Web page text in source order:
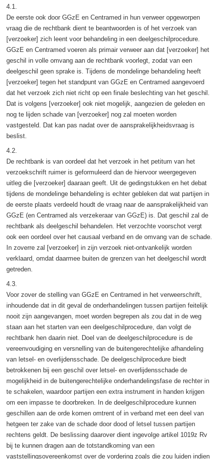
4.1.
De eerste ook door GGzE en Centramed in hun verweer opgeworpen
vraag die de rechtbank dient te beantwoorden is of het verzoek van
[verzoeker] zich leent voor behandeling in een deelgeschilprocedure.
GGzE en Centramed voeren als primair verweer aan dat [verzoeker] het
geschil in volle omvang aan de rechtbank voorlegt, zodat van een
deelgeschil geen sprake is. Tijdens de mondelinge behandeling heeft
[verzoeker] tegen het standpunt van GGzE en Centramed aangevoerd
dat het verzoek zich niet richt op een finale beslechting van het geschil.
Dat is volgens [verzoeker] ook niet mogelijk, aangezien de geleden en
nog te lijden schade van [verzoeker] nog zal moeten worden
vastgesteld. Dat kan pas nadat over de aansprakelijkheidsvraag is
beslist.
4.2.
De rechtbank is van oordeel dat het verzoek in het petitum van het
verzoekschrift ruimer is geformuleerd dan de hiervoor weergegeven
uitleg die [verzoeker] daaraan geeft. Uit de gedingstukken en het debat
tijdens de mondelinge behandeling is echter gebleken dat wat partijen in
de eerste plaats verdeeld houdt de vraag naar de aansprakelijkheid van
GGzE (en Centramed als verzekeraar van GGzE) is. Dat geschil zal de
rechtbank als deelgeschil behandelen. Het verzochte voorschot vergt
ook een oordeel over het causaal verband en de omvang van de schade.
In zoverre zal [verzoeker] in zijn verzoek niet-ontvankelijk worden
verklaard, omdat daarmee buiten de grenzen van het deelgeschil wordt
getreden.
4.3.
Voor zover de stelling van GGzE en Centramed in het verweerschrift,
inhoudende dat in dit geval de onderhandelingen tussen partijen feitelijk
nooit zijn aangevangen, moet worden begrepen als zou dat in de weg
staan aan het starten van een deelgeschilprocedure, dan volgt de
rechtbank hen daarin niet. Doel van de deelgeschilprocedure is de
vereenvoudiging en versnelling van de buitengerechtelijke afhandeling
van letsel- en overlijdensschade. De deelgeschilprocedure biedt
betrokkenen bij een geschil over letsel- en overlijdensschade de
mogelijkheid in de buitengerechtelijke onderhandelingsfase de rechter in
te schakelen, waardoor partijen een extra instrument in handen krijgen
om een impasse te doorbreken. In de deelgeschilprocedure kunnen
geschillen aan de orde komen omtrent of in verband met een deel van
hetgeen ter zake van de schade door dood of letsel tussen partijen
rechtens geldt. De beslissing daarover dient ingevolge artikel 1019z Rv
bij te kunnen dragen aan de totstandkoming van een
vaststellingsovereenkomst over de vordering zoals die zou luiden indien